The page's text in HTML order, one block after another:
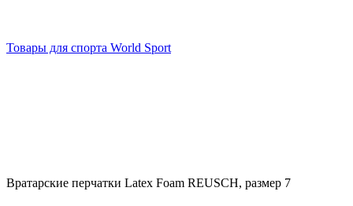
Товары для спорта World Sport
Вратарские перчатки Latex Foam REUSCH, размер 7